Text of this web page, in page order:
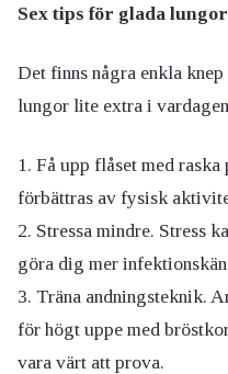
Sex tips för glada
Det finns några enkla
lungor lite extra i
Få upp flåset med
förbättras av fysisk
Stressa mindre. Stress
göra dig mer
Träna andningsteknik.
för högt uppe med
vara värt att prova.